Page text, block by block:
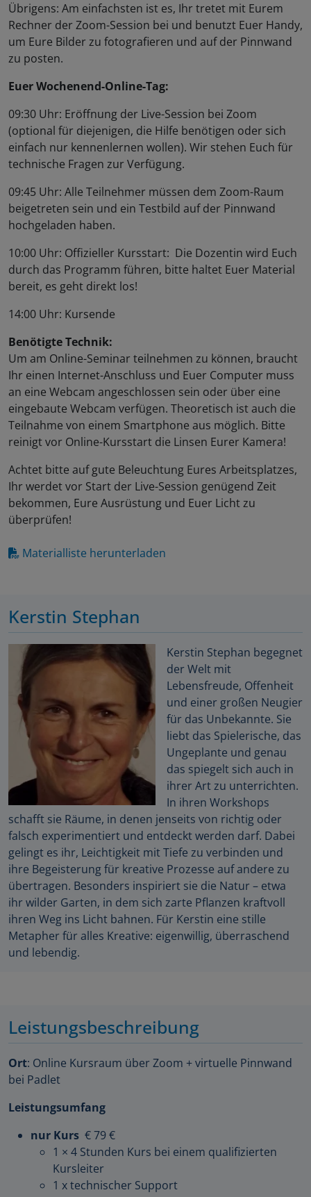
Übrigens: Am einfachsten ist es, Ihr tretet mit Eurem
Rechner der Zoom-Session bei und benutzt Euer Handy,
um Eure Bilder zu fotografieren und auf der Pinnwand
zu posten.
Euer Wochenend-Online-Tag:
09:30 Uhr: Eröffnung der Live-Session bei Zoom
(optional für diejenigen, die Hilfe benötigen oder sich
einfach nur kennenlernen wollen). Wir stehen Euch für
technische Fragen zur Verfügung.
09:45 Uhr: Alle Teilnehmer müssen dem Zoom-Raum
beigetreten sein und ein Testbild auf der Pinnwand
hochgeladen haben.
10:00 Uhr: Offizieller Kursstart: Die Dozentin wird Euch
durch das Programm führen, bitte haltet Euer Material
bereit, es geht direkt los!
14:00 Uhr: Kursende
Benötigte Technik:
Um am Online-Seminar teilnehmen zu können, braucht
Ihr einen Internet-Anschluss und Euer Computer muss
an eine Webcam angeschlossen sein oder über eine
eingebaute Webcam verfügen. Theoretisch ist auch die
Teilnahme von einem Smartphone aus möglich. Bitte
reinigt vor Online-Kursstart die Linsen Eurer Kamera!
Achtet bitte auf gute Beleuchtung Eures Arbeitsplatzes,
Ihr werdet vor Start der Live-Session genügend Zeit
bekommen, Eure Ausrüstung und Euer Licht zu
überprüfen!
Materialliste herunterladen
Kerstin Stephan
Kerstin Stephan begegnet
der Welt mit
Lebensfreude, Offenheit
und einer großen Neugier
für das Unbekannte. Sie
liebt das Spielerische, das
Ungeplante und genau
das spiegelt sich auch in
ihrer Art zu unterrichten.
In ihren Workshops
schafft sie Räume, in denen jenseits von richtig oder
falsch experimentiert und entdeckt werden darf. Dabei
gelingt es ihr, Leichtigkeit mit Tiefe zu verbinden und
ihre Begeisterung für kreative Prozesse auf andere zu
übertragen. Besonders inspiriert sie die Natur – etwa
ihr wilder Garten, in dem sich zarte Pflanzen kraftvoll
ihren Weg ins Licht bahnen. Für Kerstin eine stille
Metapher für alles Kreative: eigenwillig, überraschend
und lebendig.
Leistungsbeschreibung
Ort: Online Kursraum über Zoom + virtuelle Pinnwand
bei Padlet
Leistungsumfang
nur Kurs € 79 €
1 × 4 Stunden Kurs bei einem qualifizierten
Kursleiter
1 x technischer Support